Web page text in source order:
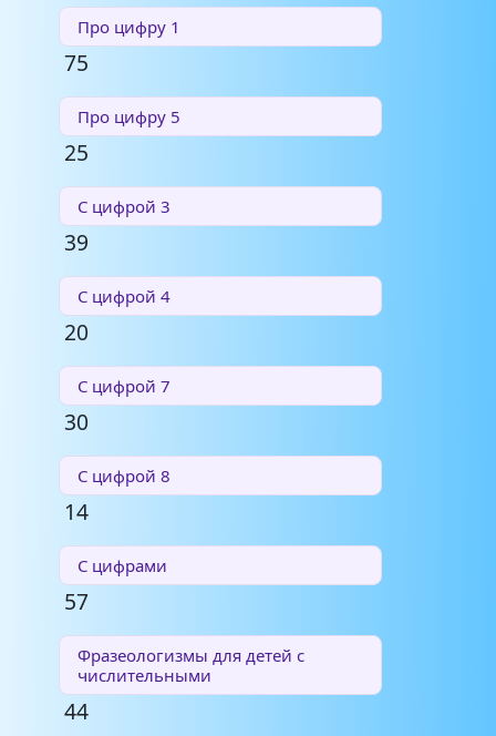
Про цифру 1
75
Про цифру 5
25
С цифрой 3
39
С цифрой 4
20
С цифрой 7
30
С цифрой 8
14
С цифрами
57
Фразеологизмы для детей с
числительными
44